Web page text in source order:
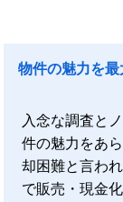
物件の魅力を最
入念な調査と
件の魅力をあ
却困難と言わ
で販売・現金